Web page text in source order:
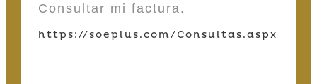
Consultar mi factura.
https://soeplus.com/Consultas.aspx